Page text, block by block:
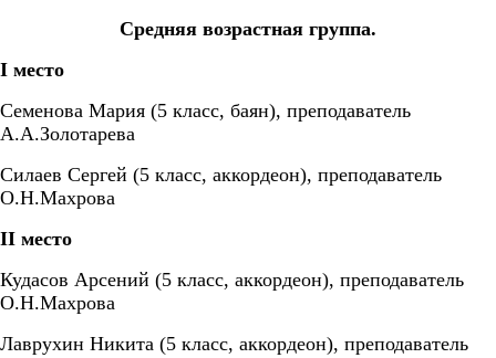
Средняя возрастная группа.
I место
Семенова Мария (5 класс, баян), преподаватель
А.А.Золотарева
Силаев Сергей (5 класс, аккордеон), преподаватель
О.Н.Махрова
II место
Кудасов Арсений (5 класс, аккордеон), преподаватель
О.Н.Махрова
Лаврухин Никита (5 класс, аккордеон), преподаватель